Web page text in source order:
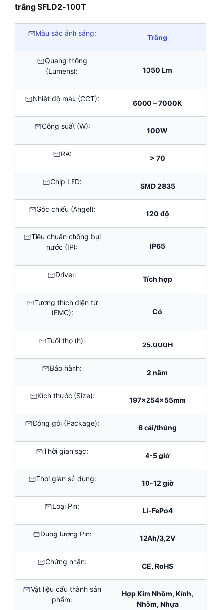
trắng SFLD2-100T
Màu sắc ánh sáng:
Trắng
Quang thông
(Lumens):
1050 Lm
Nhiệt độ màu (CCT):
6000 – 7000K
Công suất (W):
100W
RA:
> 70
Chip LED:
SMD 2835
Góc chiếu (Angel):
120 độ
Tiêu chuẩn chống bụi
nước (IP):
IP65
Driver:
Tích hợp
Tương thích điện từ
(EMC):
Có
Tuổi thọ (h):
25.000H
Bảo hành:
2 năm
Kích thước (Size):
197x254x55mm
Đóng gói (Package):
6 cái/thùng
Thời gian sạc:
4-5 giờ
Thời gian sử dụng:
10-12 giờ
Loại Pin:
Li-FePo4
Dung lượng Pin:
12Ah/3,2V
Chứng nhận:
CE, RoHS
Vật liệu cấu thành sản
phẩm:
Hợp Kim Nhôm, Kính,
Nhôm, Nhựa